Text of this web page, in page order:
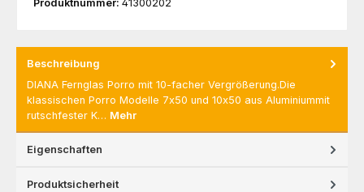
Produktnummer: 41300202
Beschreibung
DIANA Fernglas Porro mit 10-facher Vergrößerung.Die
klassischen Porro Modelle 7x50 und 10x50 aus Aluminiummit
rutschfester K… Mehr
Eigenschaften
Produktsicherheit